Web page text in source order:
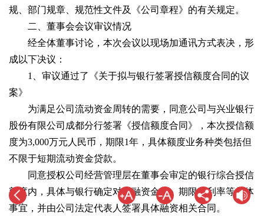
规、部门规章、规范性文件及《公司章程》的有关规定。
二、董事会会议审议情况
经全体董事讨论，本次会议以现场加通讯方式表决，形
成以下决议：
1、审议通过了《关于拟与银行签署授信额度合同的议
案》
为满足公司流动资金周转的需要，同意公司与兴业银行
股份有限公司成都分行签署《授信额度合同》，本次授信额
度为3,000万元人民币，期限1年，具体额度业务种类包括但
不限于短期流动资金贷款。
同意授权公司经营管理层在董事会审定的银行综合授信
额度内，具体与银行确定对应融资金额、期限、利率等具体
事宜，并由公司法定代表人签署具体融资相关合同。